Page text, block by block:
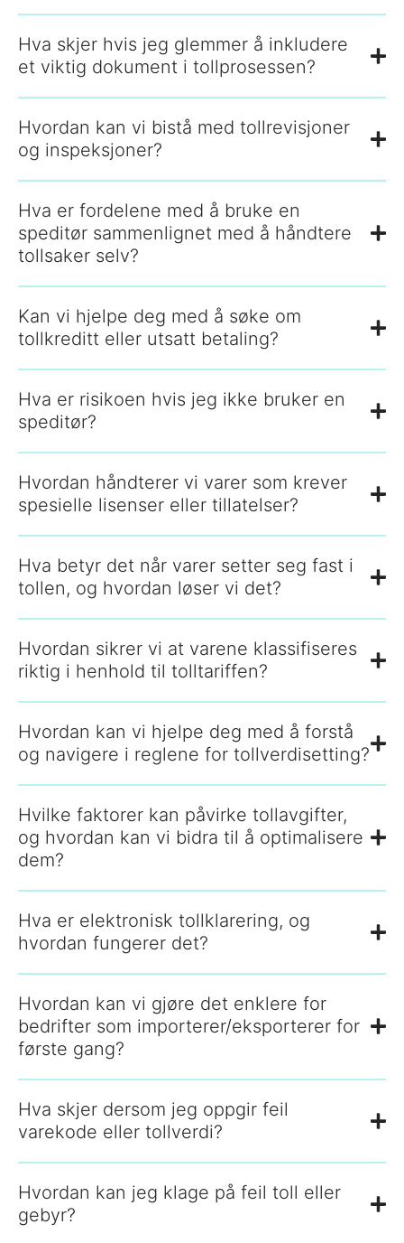
Hva skjer hvis jeg glemmer å inkludere
et viktig dokument i tollprosessen?
Hvordan kan vi bistå med tollrevisjoner
og inspeksjoner?
Hva er fordelene med å bruke en
speditør sammenlignet med å håndtere
tollsaker selv?
Kan vi hjelpe deg med å søke om
tollkreditt eller utsatt betaling?
Hva er risikoen hvis jeg ikke bruker en
speditør?
Hvordan håndterer vi varer som krever
spesielle lisenser eller tillatelser?
Hva betyr det når varer setter seg fast i
tollen, og hvordan løser vi det?
Hvordan sikrer vi at varene klassifiseres
riktig i henhold til tolltariffen?
Hvordan kan vi hjelpe deg med å forstå
og navigere i reglene for tollverdisetting?
Hvilke faktorer kan påvirke tollavgifter,
og hvordan kan vi bidra til å optimalisere
dem?
Hva er elektronisk tollklarering, og
hvordan fungerer det?
Hvordan kan vi gjøre det enklere for
bedrifter som importerer/eksporterer for
første gang?
Hva skjer dersom jeg oppgir feil
varekode eller tollverdi?
Hvordan kan jeg klage på feil toll eller
gebyr?